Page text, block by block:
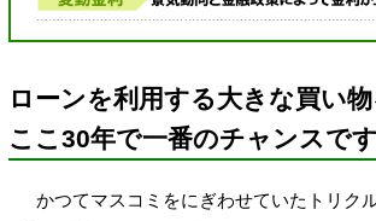
ローンを利用する大きな買い
ここ30年で一番のチャンスです
かつてマスコミをにぎわせていたトリク